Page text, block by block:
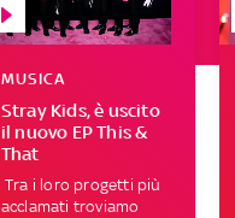
Stray Kids, è uscito
il nuovo EP This &
That
MUSICA
Tra i loro progetti più
acclamati troviamo